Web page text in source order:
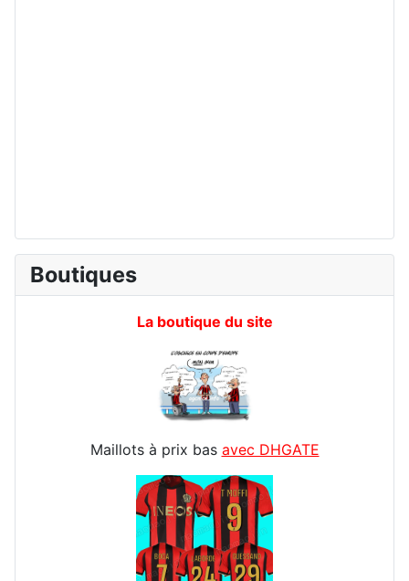
Boutiques
La boutique du site
Maillots à prix bas avec DHGATE